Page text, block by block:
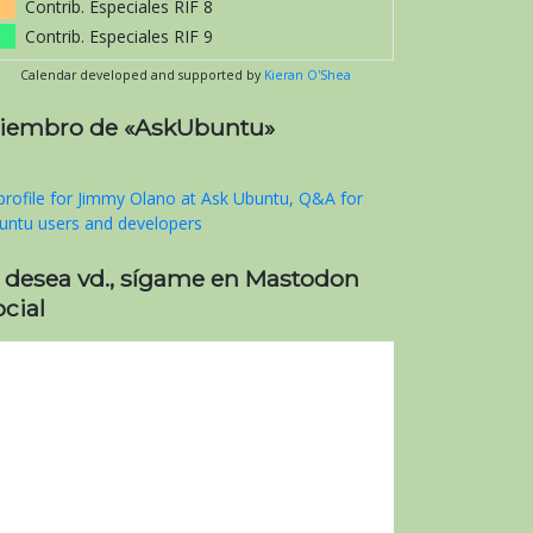
Contrib. Especiales RIF 8
Contrib. Especiales RIF 9
Calendar developed and supported by Kieran O'Shea
de «AskUbuntu»
desea vd., sígame en Mastodon